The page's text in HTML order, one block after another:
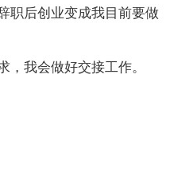
职后创业变成我目前要做
，我会做好交接工作。